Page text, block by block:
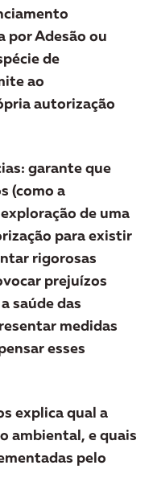
por Adesão ou
de
ao
autorização
garante que
(como a
de uma
para existir
rigorosas
prejuízos
saúde das
medidas
esses
explica qual a
ambiental, e quais
pelo